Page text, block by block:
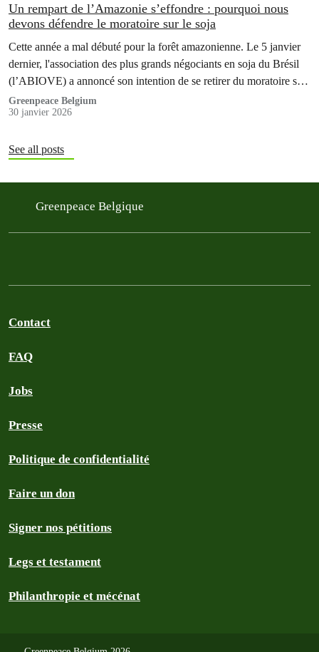
Un rempart de l’Amazonie s’effondre : pourquoi nous
devons défendre le moratoire sur le soja
Cette année a mal débuté pour la forêt amazonienne. Le 5 janvier
dernier, l'association des plus grands négociants en soja du Brésil
(l’ABIOVE) a annoncé son intention de se retirer du moratoire sur
le soja. Cet accord, considéré comme un des boucliers les plus
efficaces pour protéger la forêt tropicale, risque soudainement de
Greenpeace Belgium
30 janvier 2026
See all posts
Greenpeace Belgique
Contact
FAQ
Jobs
Presse
Politique de confidentialité
Faire un don
Signer nos pétitions
Legs et testament
Philanthropie et mécénat